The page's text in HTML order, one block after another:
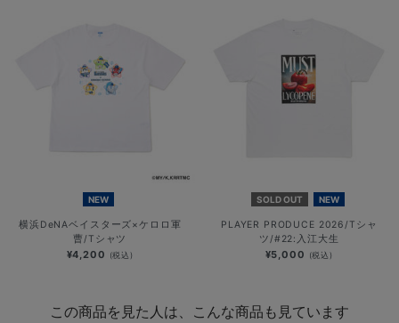
NEW
横浜DeNAベイスターズ×ケロロ軍
曹/Tシャツ
¥4,200 (税込)
SOLD OUT NEW
PLAYER PRODUCE 2026/Tシャ
ツ/#22:入江大生
¥5,000 (税込)
この商品を見た人は、こんな商品も見ています